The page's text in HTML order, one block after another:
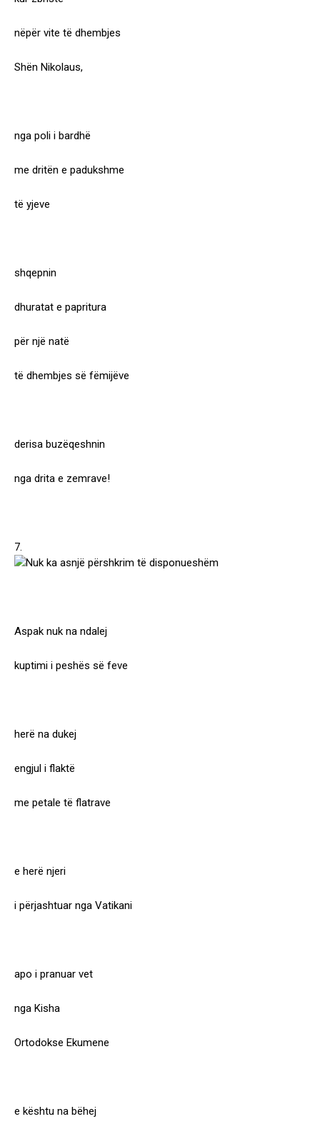
nëpër vite të dhembjes
Shën Nikolaus,
nga poli i bardhë
me dritën e padukshme
të yjeve
shqepnin
dhuratat e papritura
për një natë
të dhembjes së fëmijëve
derisa buzëqeshnin
nga drita e zemrave!
7.
Aspak nuk na ndalej
kuptimi i peshës së feve
herë na dukej
engjul i flaktë
me petale të flatrave
e herë njeri
i përjashtuar nga Vatikani
apo i pranuar vet
nga Kisha
Ortodokse Ekumene
e kështu na bëhej